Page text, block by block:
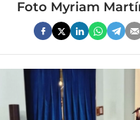
Foto Myriam